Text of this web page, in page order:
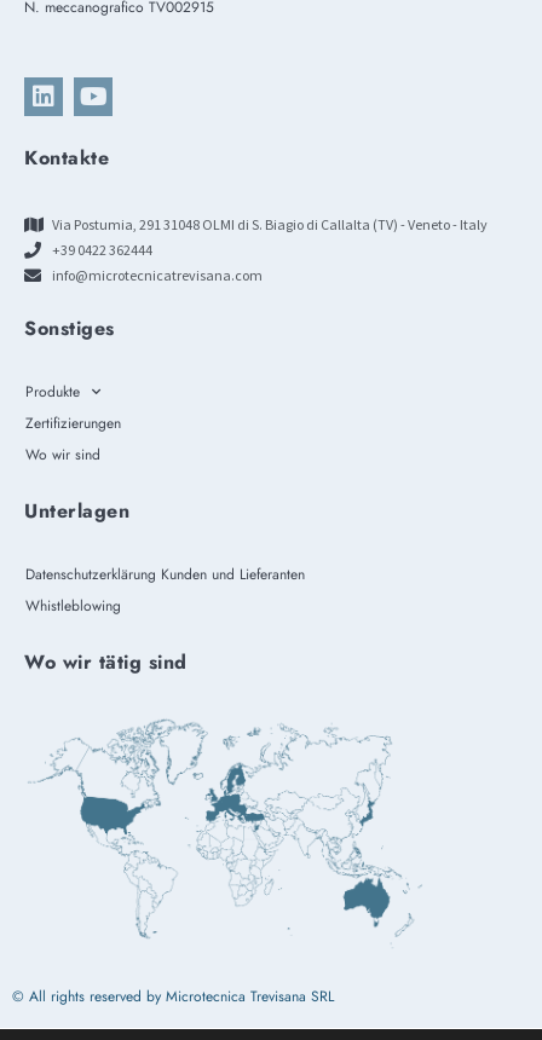
N. meccanografico TV002915
Kontakte
Via Postumia, 291 31048 OLMI di S. Biagio di Callalta (TV) - Veneto - Italy
+39 0422 362444
info@microtecnicatrevisana.com
Sonstiges
Produkte
Zertifizierungen
Wo wir sind
Unterlagen
Datenschutzerklärung Kunden und Lieferanten
Whistleblowing
Wo wir tätig sind
© All rights reserved by Microtecnica Trevisana SRL